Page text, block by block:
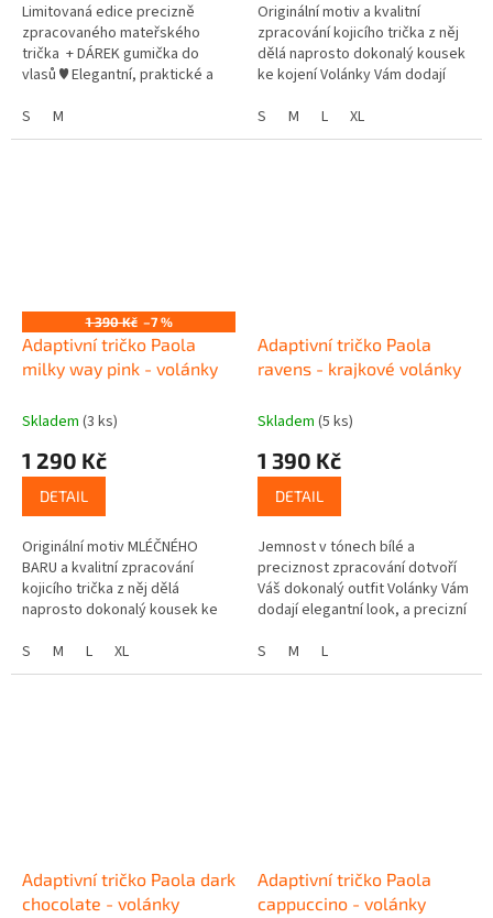
Limitovaná edice precizně
zpracovaného mateřského
trička + DÁREK gumička do
vlasů ♥ Elegantní, praktické a
materiál: bavlněný úplet (95%...
S M
Originální motiv a kvalitní
zpracování kojicího trička z něj
dělá naprosto dokonalý kousek
ke kojení Volánky Vám dodají
zpracování spodního dílu
umožní...
S M L XL
1 390 Kč –7 %
Adaptivní tričko Paola
milky way pink - volánky
Skladem (3 ks)
1 290 Kč
DETAIL
Originální motiv MLÉČNÉHO
BARU a kvalitní zpracování
kojicího trička z něj dělá
naprosto dokonalý kousek ke
elegantní look, a zpracování
umožní...
S M L XL
Adaptivní tričko Paola
ravens - krajkové volánky
Skladem (5 ks)
1 390 Kč
DETAIL
Jemnost v tónech bílé a
preciznost zpracování dotvoří
Váš dokonalý outfit Volánky Vám
dodají elegantní look, a precizní
pohodlné kojení Základ...
S M L
Adaptivní tričko Paola dark
chocolate - volánky
Adaptivní tričko Paola
cappuccino - volánky